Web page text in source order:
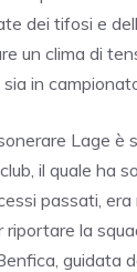
dei tifosi e
un clima di
in
Lage è
il quale ha
passati, era
la
guidata